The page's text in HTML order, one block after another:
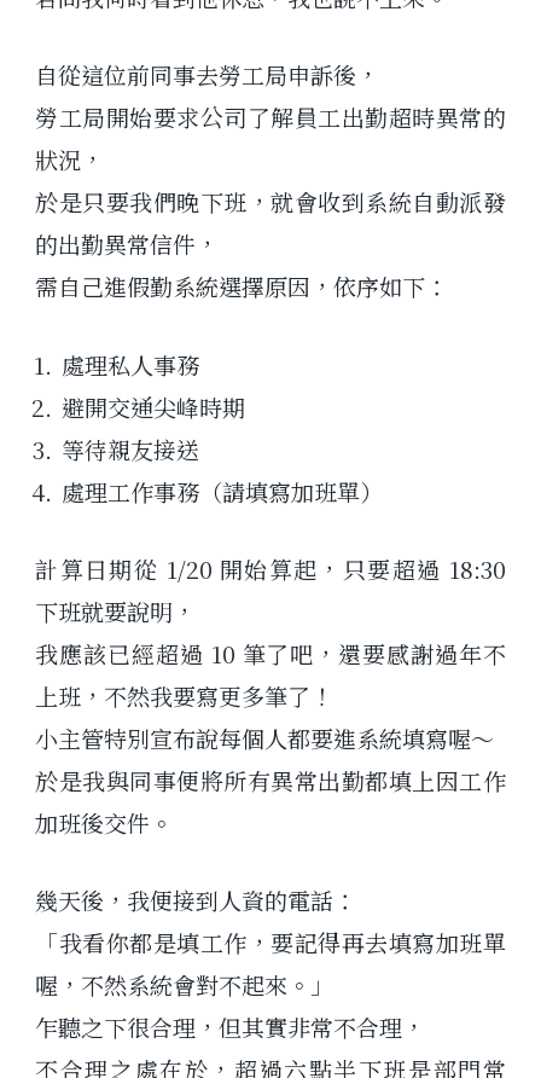
自從這位前同事去勞工局申訴後，
勞工局開始要求公司了解員工出勤超時異常的
狀況，
於是只要我們晚下班，就會收到系統自動派發
的出勤異常信件，
需自己進假勤系統選擇原因，依序如下：
處理私人事務
避開交通尖峰時期
等待親友接送
處理工作事務（請填寫加班單）
計算日期從 1/20 開始算起，只要超過 18:30
下班就要說明，
我應該已經超過 10 筆了吧，還要感謝過年不
上班，不然我要寫更多筆了！
小主管特別宣布說每個人都要進系統填寫喔～
於是我與同事便將所有異常出勤都填上因工作
加班後交件。
幾天後，我便接到人資的電話：
「我看你都是填工作，要記得再去填寫加班單
喔，不然系統會對不起來。」
乍聽之下很合理，但其實非常不合理，
不合理之處在於，超過六點半下班是部門常